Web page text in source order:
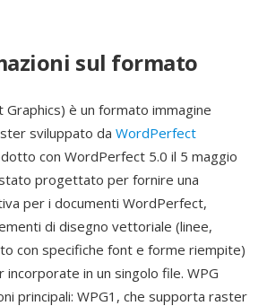
sul formato
è un formato immagine
sviluppato da WordPerfect
con WordPerfect 5.0 il 5 maggio
progettato per fornire una
per i documenti WordPerfect,
di disegno vettoriale (linee,
con specifiche font e forme riempite)
incorporate in un singolo file. WPG
principali: WPG1, che supporta raster